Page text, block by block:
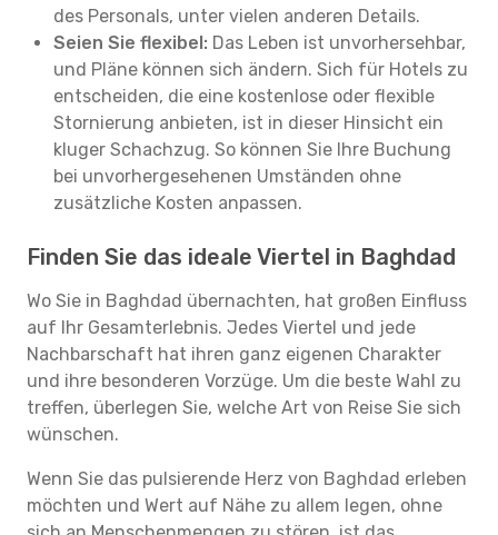
des Personals, unter vielen anderen Details.
Seien Sie flexibel: Das Leben ist unvorhersehbar,
und Pläne können sich ändern. Sich für Hotels zu
entscheiden, die eine kostenlose oder flexible
Stornierung anbieten, ist in dieser Hinsicht ein
kluger Schachzug. So können Sie Ihre Buchung
bei unvorhergesehenen Umständen ohne
zusätzliche Kosten anpassen.
Finden Sie das ideale Viertel in Baghdad
Wo Sie in Baghdad übernachten, hat großen Einfluss
auf Ihr Gesamterlebnis. Jedes Viertel und jede
Nachbarschaft hat ihren ganz eigenen Charakter
und ihre besonderen Vorzüge. Um die beste Wahl zu
treffen, überlegen Sie, welche Art von Reise Sie sich
wünschen.
Wenn Sie das pulsierende Herz von Baghdad erleben
möchten und Wert auf Nähe zu allem legen, ohne